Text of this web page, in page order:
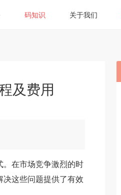
码知识 关于我们
及费用
。在市场竞争激烈的时
这些问题提供了有效